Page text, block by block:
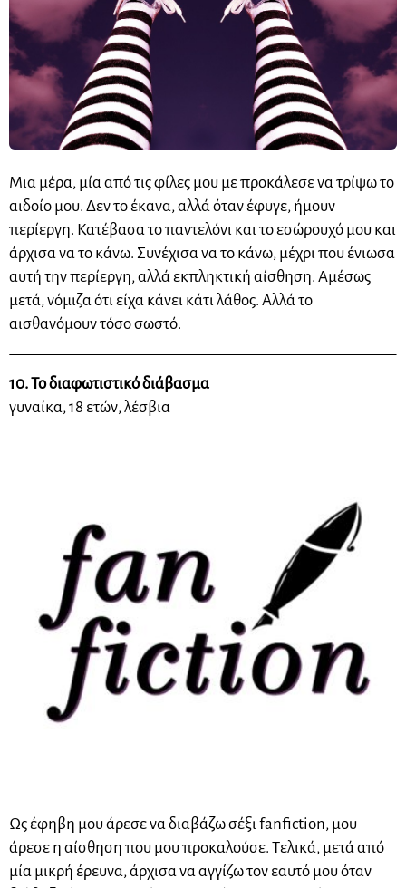
Μια μέρα, μία από τις φίλες μου με προκάλεσε να τρίψω το
αιδοίο μου. Δεν το έκανα, αλλά όταν έφυγε, ήμουν
περίεργη. Κατέβασα το παντελόνι και το εσώρουχό μου και
άρχισα να το κάνω. Συνέχισα να το κάνω, μέχρι που ένιωσα
αυτή την περίεργη, αλλά εκπληκτική αίσθηση. Αμέσως
μετά, νόμιζα ότι είχα κάνει κάτι λάθος. Αλλά το
αισθανόμουν τόσο σωστό.
10. Το διαφωτιστικό διάβασμα
γυναίκα, 18 ετών, λέσβια
Ως έφηβη μου άρεσε να διαβάζω σέξι fanfiction, μου
άρεσε η αίσθηση που μου προκαλούσε. Τελικά, μετά από
μία μικρή έρευνα, άρχισα να αγγίζω τον εαυτό μου όταν